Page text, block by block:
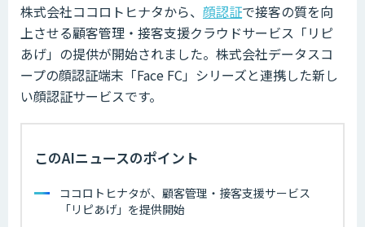
株式会社ココロトヒナタから、 顔認証で接客の質を向
上させる顧客管理・接客支援クラウドサービス「リピ
あげ」の提供が開始されました。株式会社データスコ
ープの顔認証端末「Face FC」シリーズと連携した新し
い顔認証サービスです。
このAIニュースのポイント
ココロトヒナタが、顧客管理・接客支援サービス
「リピあげ」を提供開始